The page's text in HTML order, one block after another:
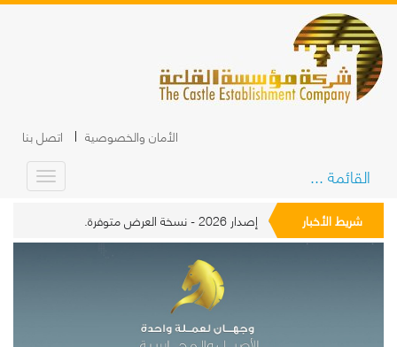
الأمان والخصوصية اتصل بنا
القائمة ...
شريط الأخبار إصدار 2026 - نسخة العرض متوفرة.